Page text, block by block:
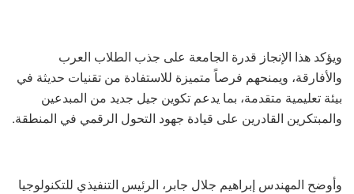
ويؤكد هذا الإنجاز قدرة الجامعة على جذب الطلاب العرب
والأفارقة، ويمنحهم فرصاً متميزة للاستفادة من تقنيات حديثة في
بيئة تعليمية متقدمة، بما يدعم تكوين جيل جديد من المبدعين
والمبتكرين القادرين على قيادة جهود التحول الرقمي في المنطقة.
وأوضح المهندس إبراهيم جلال جابر، الرئيس التنفيذي للتكنولوجيا